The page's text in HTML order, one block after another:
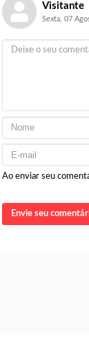
Visitante
Sexta, 07
Ao enviar seu
Envie seu